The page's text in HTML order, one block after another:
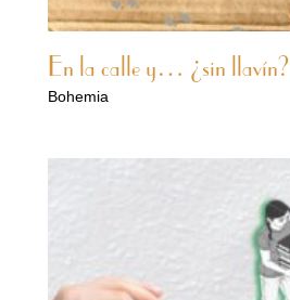
En la calle y… ¿sin llavín?
Bohemia